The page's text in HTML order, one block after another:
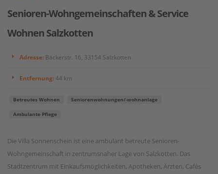
Senioren-Wohngemeinschaften & Service
Wohnen Salzkotten
Adresse: Bäckerstr. 16, 33154 Salzkotten
Entfernung:44 km
Betreutes Wohnen Seniorenwohnungen/-wohnanlage
Ambulante Pflege
Die Villa Sonnenschein ist eine ambulant betreute Senioren-
Wohngemeinschaft in zentrumsnaher Lage von Salzkotten. Das
Stadtzentrum mit Einkaufsmöglichkeiten, Apotheken, Ärzten, Cafés